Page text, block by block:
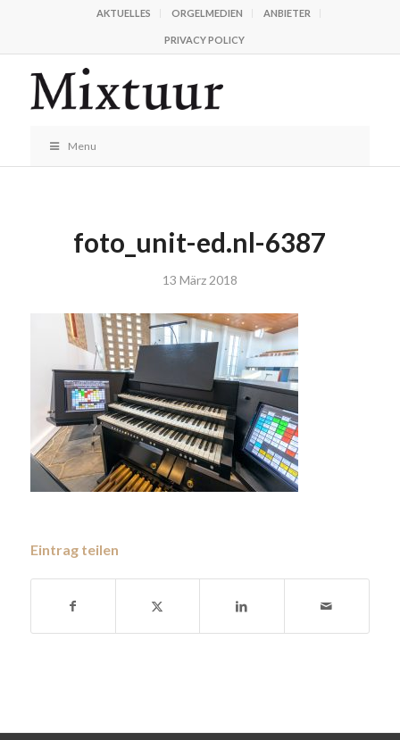
AKTUELLES ORGELMEDIEN ANBIETER
PRIVACY POLICY
Menu
foto_unit-ed.nl-6387
13 März 2018
Eintrag teilen